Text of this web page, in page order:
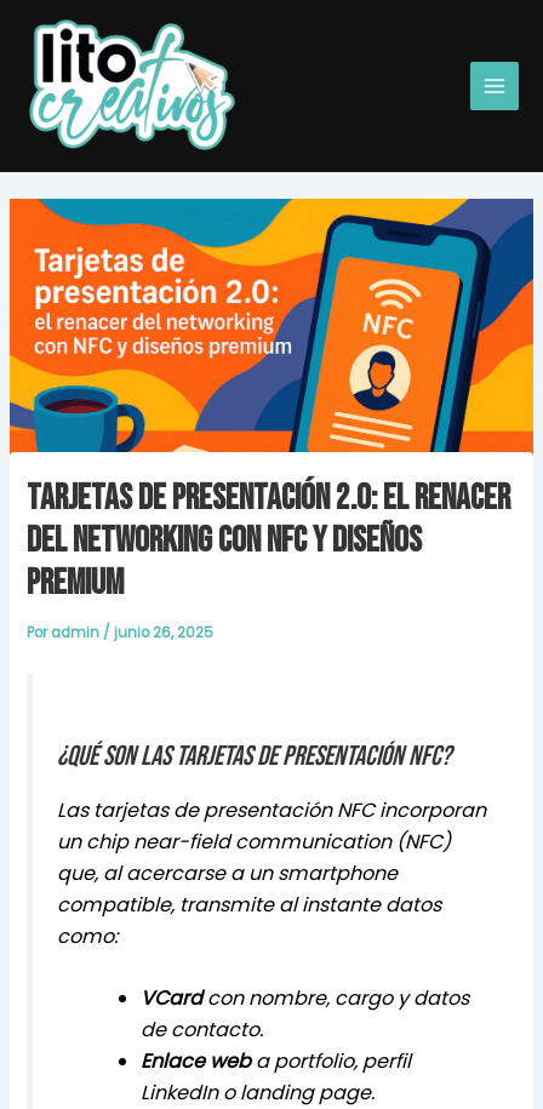
contenido
Tarjetas de presentación 2.0: el renacer
del networking con NFC y diseños
premium
Poradmin /junio 26, 2025
¿Qué son las tarjetas de presentación NFC?
Las tarjetas de presentación NFC incorporan
un chip near-field communication (NFC)
que, al acercarse a un smartphone
compatible, transmite al instante datos
como:
VCardcon nombre, cargo y datos
de contacto.
Enlace weba portfolio, perfil
LinkedIn o landing page.